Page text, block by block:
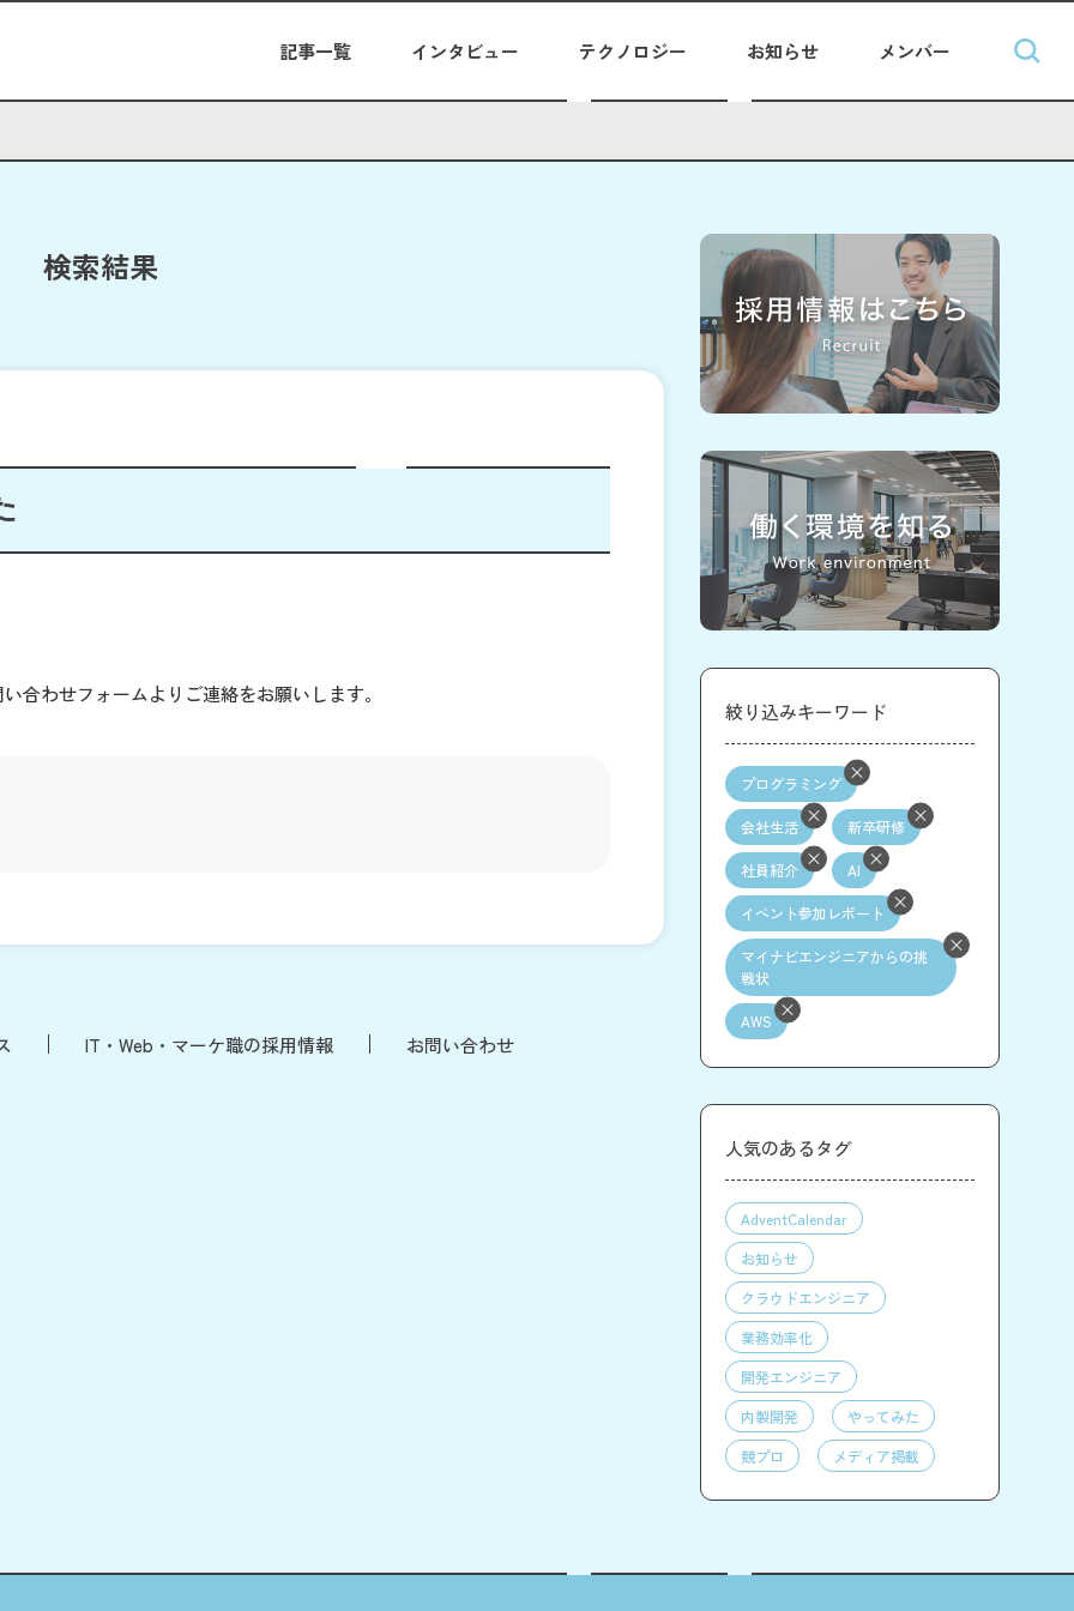
記事一覧 インタビュー テクノロジー お知らせ メンバー
検索結果
合わせフォームよりご連絡をお願いします。
IT・Web・マーケ職の採用情報 お問い合わせ
絞り込みキーワード
プログラミング
会社生活 新卒研修
社員紹介 AI
イベント参加レポート
マイナビエンジニアからの挑
戦状
AWS
人気のあるタグ
AdventCalendar
お知らせ
クラウドエンジニア
業務効率化
開発エンジニア
内製開発
やってみた
競プロ
メディア掲載